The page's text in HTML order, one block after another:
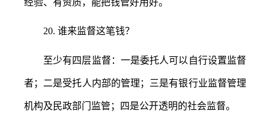
经验、有资质，能把钱管好用好。
20. 谁来监督这笔钱？
至少有四层监督：一是委托人可以自行设置监督
者；二是受托人内部的管理；三是有银行业监督管理
机构及民政部门监管；四是公开透明的社会监督。